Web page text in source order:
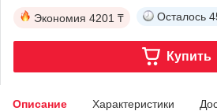
Экономия 4201 ₸ Осталось
Купить
Описание Характеристики